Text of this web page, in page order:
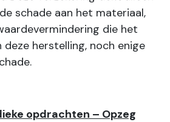
schade aan het materiaal,
die het
deze herstelling, noch enige
opdrachten – Opzeg